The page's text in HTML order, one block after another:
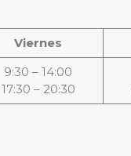
Viernes
9:30 – 14:00
17:30 – 20:30